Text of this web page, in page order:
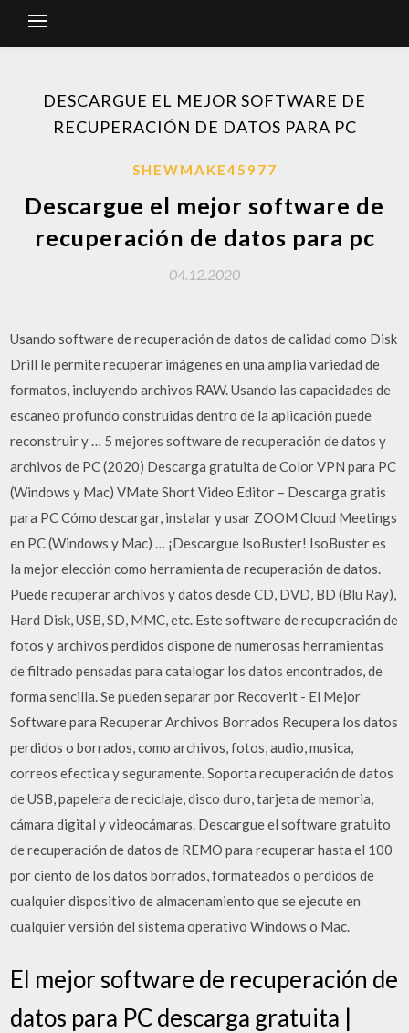
DESCARGUE EL MEJOR SOFTWARE DE
RECUPERACIÓN DE DATOS PARA PC
SHEWMAKE45977
Descargue el mejor software de
recuperación de datos para pc
04.12.2020
Usando software de recuperación de datos de calidad como Disk
Drill le permite recuperar imágenes en una amplia variedad de
formatos, incluyendo archivos RAW. Usando las capacidades de
escaneo profundo construidas dentro de la aplicación puede
reconstruir y … 5 mejores software de recuperación de datos y
archivos de PC (2020) Descarga gratuita de Color VPN para PC
(Windows y Mac) VMate Short Video Editor – Descarga gratis
para PC Cómo descargar, instalar y usar ZOOM Cloud Meetings
en PC (Windows y Mac) … ¡Descargue IsoBuster! IsoBuster es
la mejor elección como herramienta de recuperación de datos.
Puede recuperar archivos y datos desde CD, DVD, BD (Blu Ray),
Hard Disk, USB, SD, MMC, etc. Este software de recuperación de
fotos y archivos perdidos dispone de numerosas herramientas
de filtrado pensadas para catalogar los datos encontrados, de
forma sencilla. Se pueden separar por Recoverit - El Mejor
Software para Recuperar Archivos Borrados Recupera los datos
perdidos o borrados, como archivos, fotos, audio, musica,
correos efectica y seguramente. Soporta recuperación de datos
de USB, papelera de reciclaje, disco duro, tarjeta de memoria,
cámara digital y videocámaras. Descargue el software gratuito
de recuperación de datos de REMO para recuperar hasta el 100
por ciento de los datos borrados, formateados o perdidos de
cualquier dispositivo de almacenamiento que se ejecute en
cualquier versión del sistema operativo Windows o Mac.
El mejor software de recuperación de
datos para PC descarga gratuita |